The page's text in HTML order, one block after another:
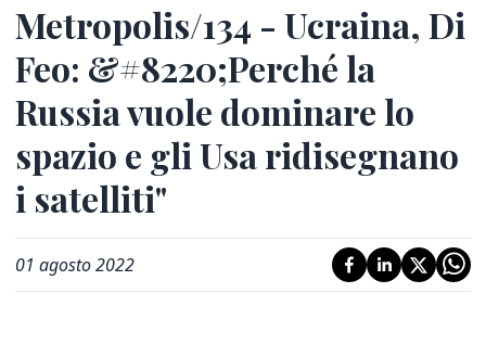
Metropolis/134 - Ucraina, Di
Feo: &#8220;Perché la
Russia vuole dominare lo
spazio e gli Usa ridisegnano
i satelliti"
01 agosto 2022